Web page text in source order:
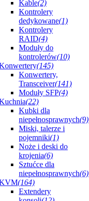
Kable(2)
Kontrolery
dedykowane(1)
Kontrolery
RAID(4)
Moduły do
kontrolerów(10)
(145)
Konwertery,
Transceiver(141)
Moduły SFP(4)
(22)
Kubki dla
niepełnosprawnych(9)
Miski, talerze i
pojemniki(1)
Noże i deski do
krojenia(6)
Sztućce dla
niepełnosprawnych(6)
(164)
Extendery